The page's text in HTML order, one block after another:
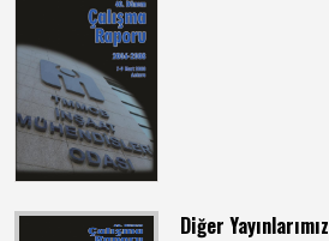
Diğer Yayınlarımız